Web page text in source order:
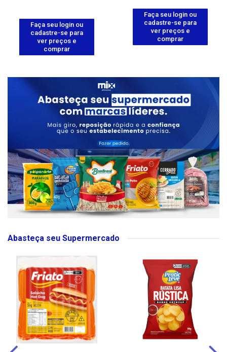
Faça seu login ou
cadastre-se para
ver preços e
comprar
Faça seu login ou
cadastre-se para
ver preços e
comprar
Abasteça seu Supermercado